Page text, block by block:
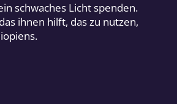
schwaches Licht spenden.
ihnen hilft, das zu nutzen,